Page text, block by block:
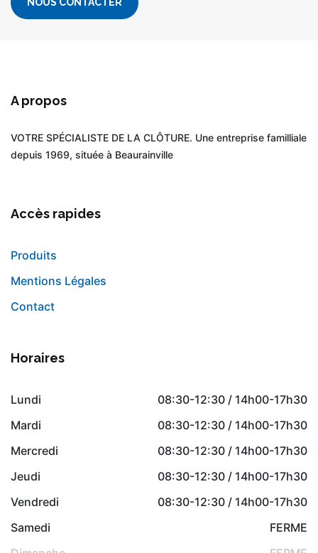
A propos
VOTRE SPÉCIALISTE DE LA CLÔTURE. Une entreprise familliale
depuis 1969, située à Beaurainville
Accès rapides
Produits
Mentions Légales
Contact
Horaires
Lundi
08:30-12:30 / 14h00-17h30
Mardi
08:30-12:30 / 14h00-17h30
Mercredi
08:30-12:30 / 14h00-17h30
Jeudi
08:30-12:30 / 14h00-17h30
Vendredi
08:30-12:30 / 14h00-17h30
Samedi
FERME